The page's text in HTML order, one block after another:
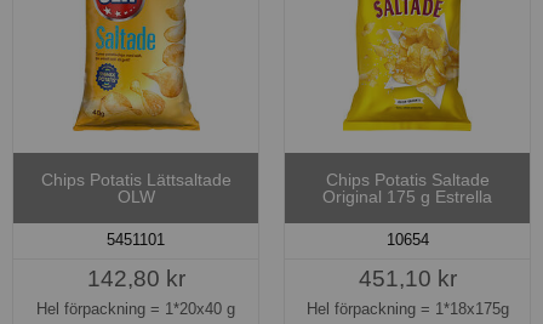
Chips Potatis Lättsaltade
OLW
5451101
142,80 kr
Hel förpackning = 1*20x40 g
Chips Potatis Saltade
Original 175 g Estrella
10654
451,10 kr
Hel förpackning = 1*18x175g